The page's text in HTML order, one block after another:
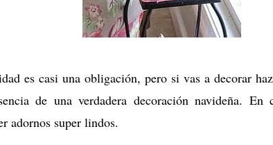
es casi una obligación, pero si vas a decorar
de una verdadera decoración navideña. En
adornos super lindos.